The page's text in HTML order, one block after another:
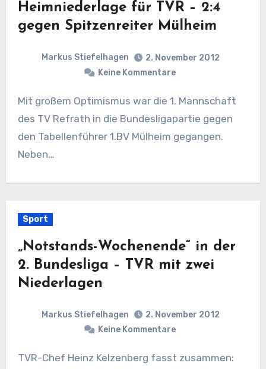
Heimniederlage für TVR – 2:4
gegen Spitzenreiter Mülheim
Markus Stiefelhagen
2. November 2012
Keine Kommentare
Mit großem Optimismus war die 1. Mannschaft
des TV Refrath in die Bundesligapartie gegen
den Tabellenführer 1.BV Mülheim gegangen.
Neben…
Sport
„Notstands-Wochenende“ in der
2. Bundesliga – TVR mit zwei
Niederlagen
Markus Stiefelhagen
2. November 2012
Keine Kommentare
TVR-Chef Heinz Kelzenberg fasst zusammen: